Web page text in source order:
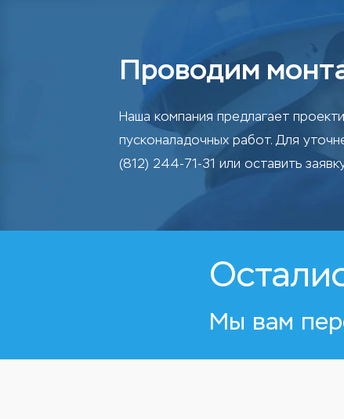
Проводим
Наша компания предлагает
пусконаладочных работ. Для
(812) 244-71-31 или оставить
Мы вам